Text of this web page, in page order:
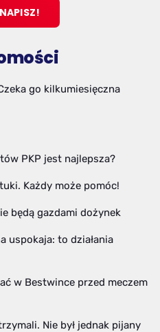
go kilkumiesięczna
PKP jest najlepsza?
Każdy może pomóc!
będą gazdami dożynek
uspokaja: to działania
w Bestwince przed meczem
Nie był jednak pijany